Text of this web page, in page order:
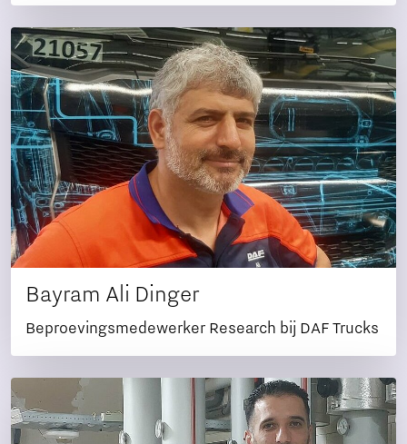
Bayram Ali Dinger
Beproevingsmedewerker Research bij DAF Trucks